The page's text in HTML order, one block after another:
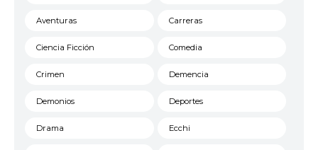
Aventuras Carreras
Ciencia Ficción Comedia
Crimen Demencia
Demonios Deportes
Drama Ecchi